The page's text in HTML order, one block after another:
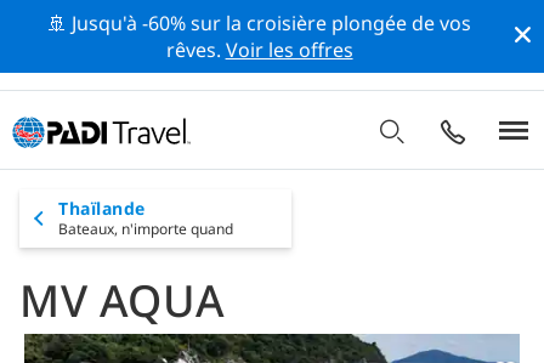
🚢 Jusqu'à -60% sur la croisière plongée de vos
rêves. Voir les offres
Thaïlande
Bateaux, n'importe quand
MV AQUA